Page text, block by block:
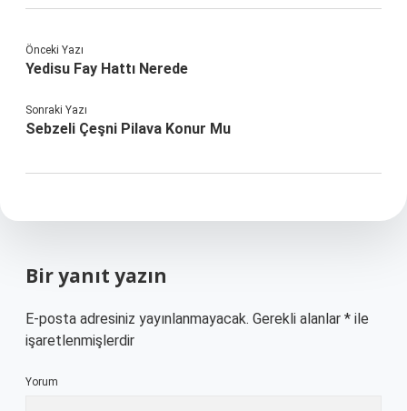
Önceki Yazı
Yedisu Fay Hattı Nerede
Sonraki Yazı
Sebzeli Çeşni Pilava Konur Mu
Bir yanıt yazın
E-posta adresiniz yayınlanmayacak. Gerekli alanlar * ile
işaretlenmişlerdir
Yorum